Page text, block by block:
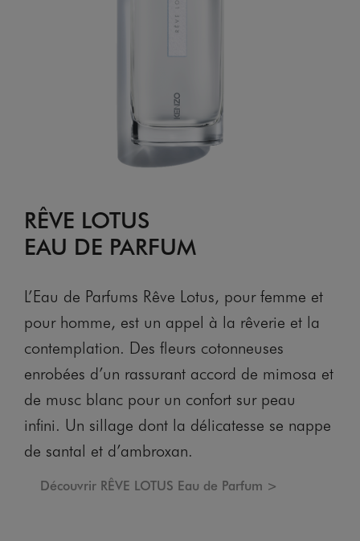
RÊVE LOTUS
EAU DE PARFUM
L’Eau de Parfums Rêve Lotus, pour femme et
pour homme, est un appel à la rêverie et la
contemplation. Des fleurs cotonneuses
enrobées d’un rassurant accord de mimosa et
de musc blanc pour un confort sur peau
infini. Un sillage dont la délicatesse se nappe
de santal et d’ambroxan.
Découvrir RÊVE LOTUS Eau de Parfum >